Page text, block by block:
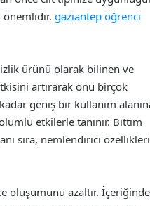
önemlidir. gaziantep öğrenci
ürünü olarak bilinen ve
artırarak onu birçok
geniş bir kullanım
etkilerle tanınır. Bıttım
sıra, nemlendirici özellikleri
oluşumunu azaltır.